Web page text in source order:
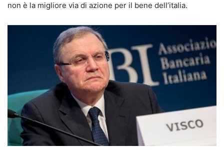
non è la migliore via di azione per il bene dell’italia.